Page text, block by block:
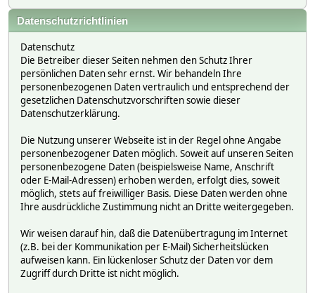
Datenschutzrichtlinien
Datenschutz
Die Betreiber dieser Seiten nehmen den Schutz Ihrer
persönlichen Daten sehr ernst. Wir behandeln Ihre
personenbezogenen Daten vertraulich und entsprechend der
gesetzlichen Datenschutzvorschriften sowie dieser
Datenschutzerklärung.
Die Nutzung unserer Webseite ist in der Regel ohne Angabe
personenbezogener Daten möglich. Soweit auf unseren Seiten
personenbezogene Daten (beispielsweise Name, Anschrift
oder E-Mail-Adressen) erhoben werden, erfolgt dies, soweit
möglich, stets auf freiwilliger Basis. Diese Daten werden ohne
Ihre ausdrückliche Zustimmung nicht an Dritte weitergegeben.
Wir weisen darauf hin, daß die Datenübertragung im Internet
(z.B. bei der Kommunikation per E-Mail) Sicherheitslücken
aufweisen kann. Ein lückenloser Schutz der Daten vor dem
Zugriff durch Dritte ist nicht möglich.